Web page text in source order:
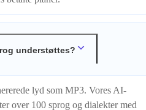
understøttes?
lyd som MP3. Vores AI-
over 100 sprog og dialekter med